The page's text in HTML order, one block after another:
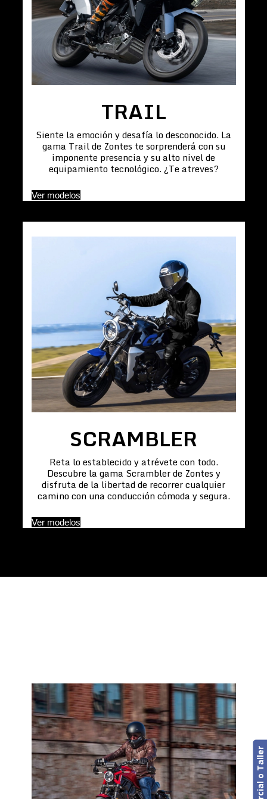
TRAIL
Siente la emoción y desafía lo desconocido. La
gama Trail de Zontes te sorprenderá con su
imponente presencia y su alto nivel de
equipamiento tecnológico. ¿Te atreves?
Ver modelos
SCRAMBLER
Reta lo establecido y atrévete con todo.
Descubre la gama Scrambler de Zontes y
disfruta de la libertad de recorrer cualquier
camino con una conducción cómoda y segura.
Ver modelos